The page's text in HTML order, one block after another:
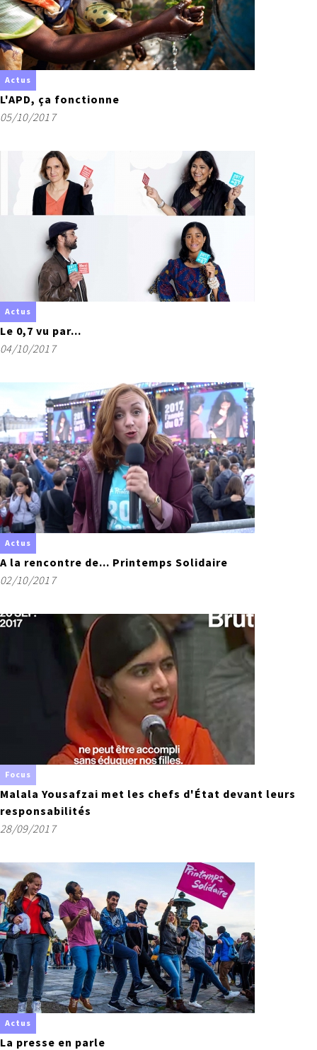
Actus
L'APD, ça fonctionne
05/10/2017
Actus
Le 0,7 vu par...
04/10/2017
Actus
A la rencontre de... Printemps Solidaire
02/10/2017
Focus
Malala Yousafzai met les chefs d'État devant leurs
responsabilités
28/09/2017
Actus
La presse en parle